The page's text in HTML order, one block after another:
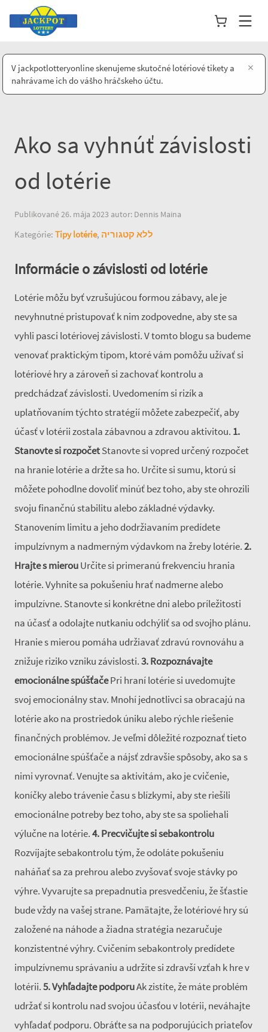
V jackpotlotteryonline skenujeme skutočné lotériové tikety a
nahrávame ich do vášho hráčskeho účtu.
×
Ako sa vyhnúť závislosti
od lotérie
Publikované 26. mája 2023 autor: Dennis Maina
Kategórie: Tipy lotérie, ללא קטגוריה
Informácie o závislosti od lotérie
Lotérie môžu byť vzrušujúcou formou zábavy, ale je
nevyhnutné pristupovať k nim zodpovedne, aby ste sa
vyhli pasci lotériovej závislosti. V tomto blogu sa budeme
venovať praktickým tipom, ktoré vám pomôžu užívať si
lotériové hry a zároveň si zachovať kontrolu a
predchádzať závislosti. Uvedomením si rizík a
uplatňovaním týchto stratégií môžete zabezpečiť, aby
účasť v lotérii zostala zábavnou a zdravou aktivitou. 1.
Stanovte si rozpočetStanovte si vopred určený rozpočet
na hranie lotérie a držte sa ho. Určite si sumu, ktorú si
môžete pohodlne dovoliť minúť bez toho, aby ste ohrozili
svoju finančnú stabilitu alebo základné výdavky.
Stanovením limitu a jeho dodržiavaním predídete
impulzívnym a nadmerným výdavkom na žreby lotérie.2.
Hrajte s mierouUrčite si primeranú frekvenciu hrania
lotérie. Vyhnite sa pokušeniu hrať nadmerne alebo
impulzívne. Stanovte si konkrétne dni alebo príležitosti
na účasť a odolajte nutkaniu odchýliť sa od svojho plánu.
Hranie s mierou pomáha udržiavať zdravú rovnováhu a
znižuje riziko vzniku závislosti.3. Rozpoznávajte
emocionálne spúšťačePri hraní lotérie si uvedomujte
svoj emocionálny stav. Mnohí jednotlivci sa obracajú na
lotérie ako na prostriedok úniku alebo rýchle riešenie
finančných problémov. Je veľmi dôležité rozpoznať tieto
emocionálne spúšťače a nájsť zdravšie spôsoby, ako sa s
nimi vyrovnať. Venujte sa aktivitám, ako je cvičenie,
koníčky alebo trávenie času s blízkymi, aby ste riešili
emocionálne potreby bez toho, aby ste sa spoliehali
výlučne na lotérie.4. Precvičujte si sebakontrolu
Rozvíjajte sebakontrolu tým, že odoláte pokušeniu
naháňať sa za prehrou alebo zvyšovať svoje stávky po
výhre. Vyvarujte sa prepadnutia presvedčeniu, že šťastie
bude vždy na vašej strane. Pamätajte, že lotériové hry sú
založené na náhode a žiadna stratégia nezaručuje
konzistentné výhry. Cvičením sebakontroly predídete
impulzívnemu správaniu a udržíte si zdravší vzťah k hre v
lotérii.5. Vyhľadajte podporuAk zistíte, že máte problém
udržať si kontrolu nad svojou účasťou v lotérii, neváhajte
vyhľadať podporu. Obráťte sa na podporujúcich priateľov